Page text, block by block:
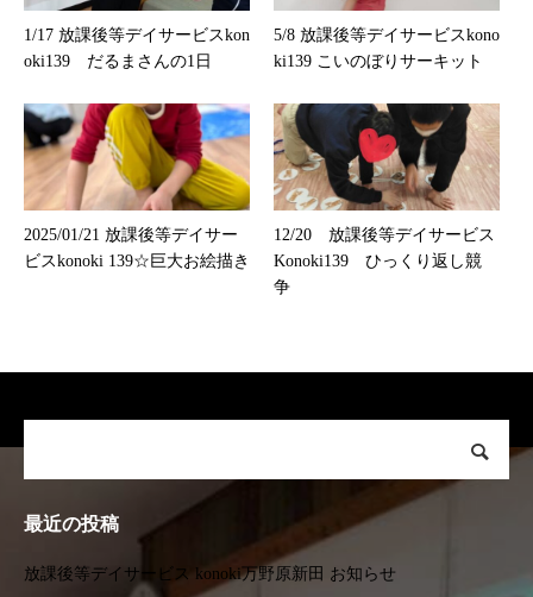
1/17 放課後等デイサービスkon
oki139 だるまさんの1日
5/8 放課後等デイサービスkono
ki139 こいのぼりサーキット
2025/01/21 放課後等デイサー
ビスkonoki 139☆巨大お絵描き
12/20 放課後等デイサービス
Konoki139 ひっくり返し競
争
最近の投稿
放課後等デイサービス konoki万野原新田 お知らせ